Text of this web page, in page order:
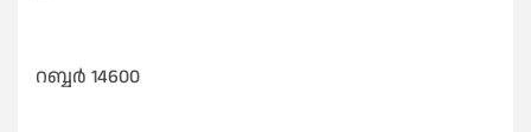
റബ്ബർ 14600